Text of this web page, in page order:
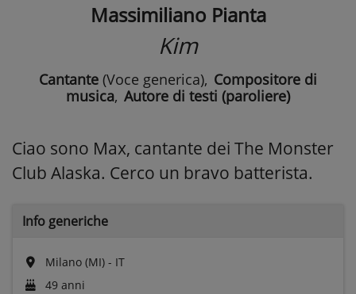
Massimiliano Pianta
Kim
Cantante (Voce generica), Compositore di
musica, Autore di testi (paroliere)
Ciao sono Max, cantante dei The Monster
Club Alaska. Cerco un bravo batterista.
Info generiche
Milano (MI) - IT
49 anni